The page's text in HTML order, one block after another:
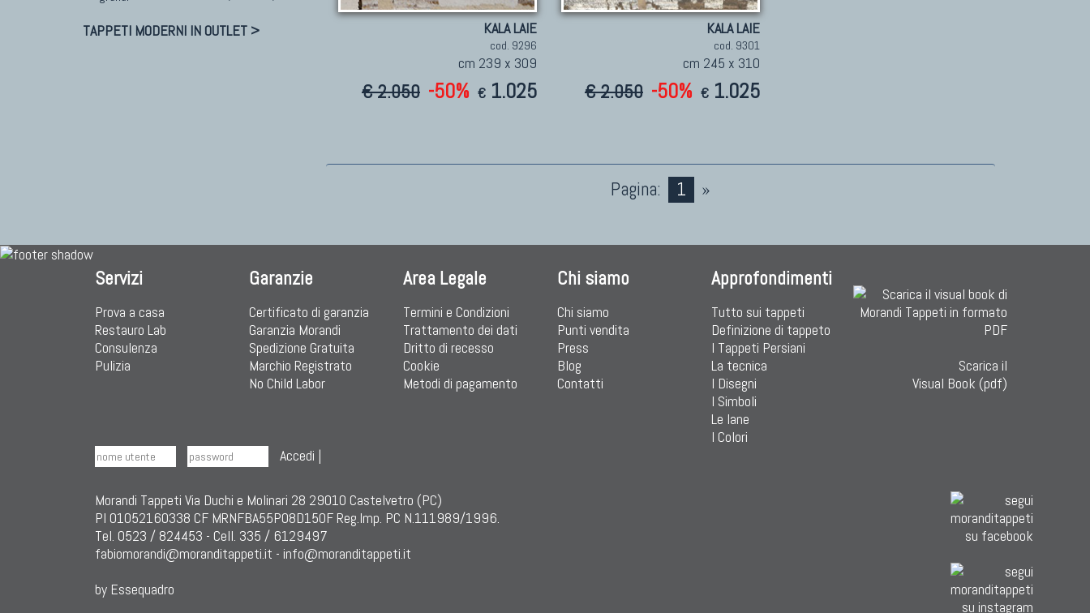
TAPPETI MODERNI IN OUTLET > KALA LAIE
cod. 9296
cm 239 x 309
€ 2.050 -50% € 1.025
KALA LAIE
cod. 9301
cm 245 x 310
€ 2.050 -50% € 1.025
Pagina: 1 »
Servizi
Prova a casa
Restauro Lab
Consulenza
Pulizia
Garanzie
Certificato di garanzia
Garanzia Morandi
Spedizione Gratuita
Marchio Registrato
No Child Labor
Area Legale
Termini e Condizioni
Trattamento dei dati
Dritto di recesso
Cookie
Metodi di pagamento
Chi siamo
Chi siamo
Punti vendita
Press
Blog
Contatti
Approfondimenti
Tutto sui tappeti
Definizione di tappeto
I Tappeti Persiani
La tecnica
I Disegni
I Simboli
Le lane
I Colori
Scarica il
Visual Book (pdf)
Accedi |
Morandi Tappeti Via Duchi e Molinari 28 29010 Castelvetro (PC)
PI 01052160338 CF MRNFBA55P08D150F Reg.Imp. PC N.111989/1996.
Tel. 0523 / 824453 - Cell. 335 / 6129497
fabiomorandi@moranditappeti.it - info@moranditappeti.it
by Essequadro